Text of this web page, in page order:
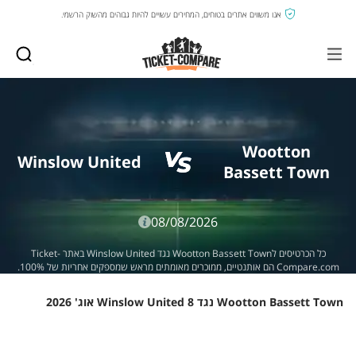
אנו משווים אתרים בטוחים, המחירים עשויים להיות גבוהים מהשוק הרשמי.
Wootton
Bassett Town
Winslow United
08/08/2026
כל הכרטיסים לWootton Bassett Town נגד Winslow United באתר Ticket-
Compare.com הם אותנטיים, ממוכרים מאומתים מראש שמספקים אחריות של 100%.
Wootton Bassett Town נגד Winslow United 8 אוג' 2026